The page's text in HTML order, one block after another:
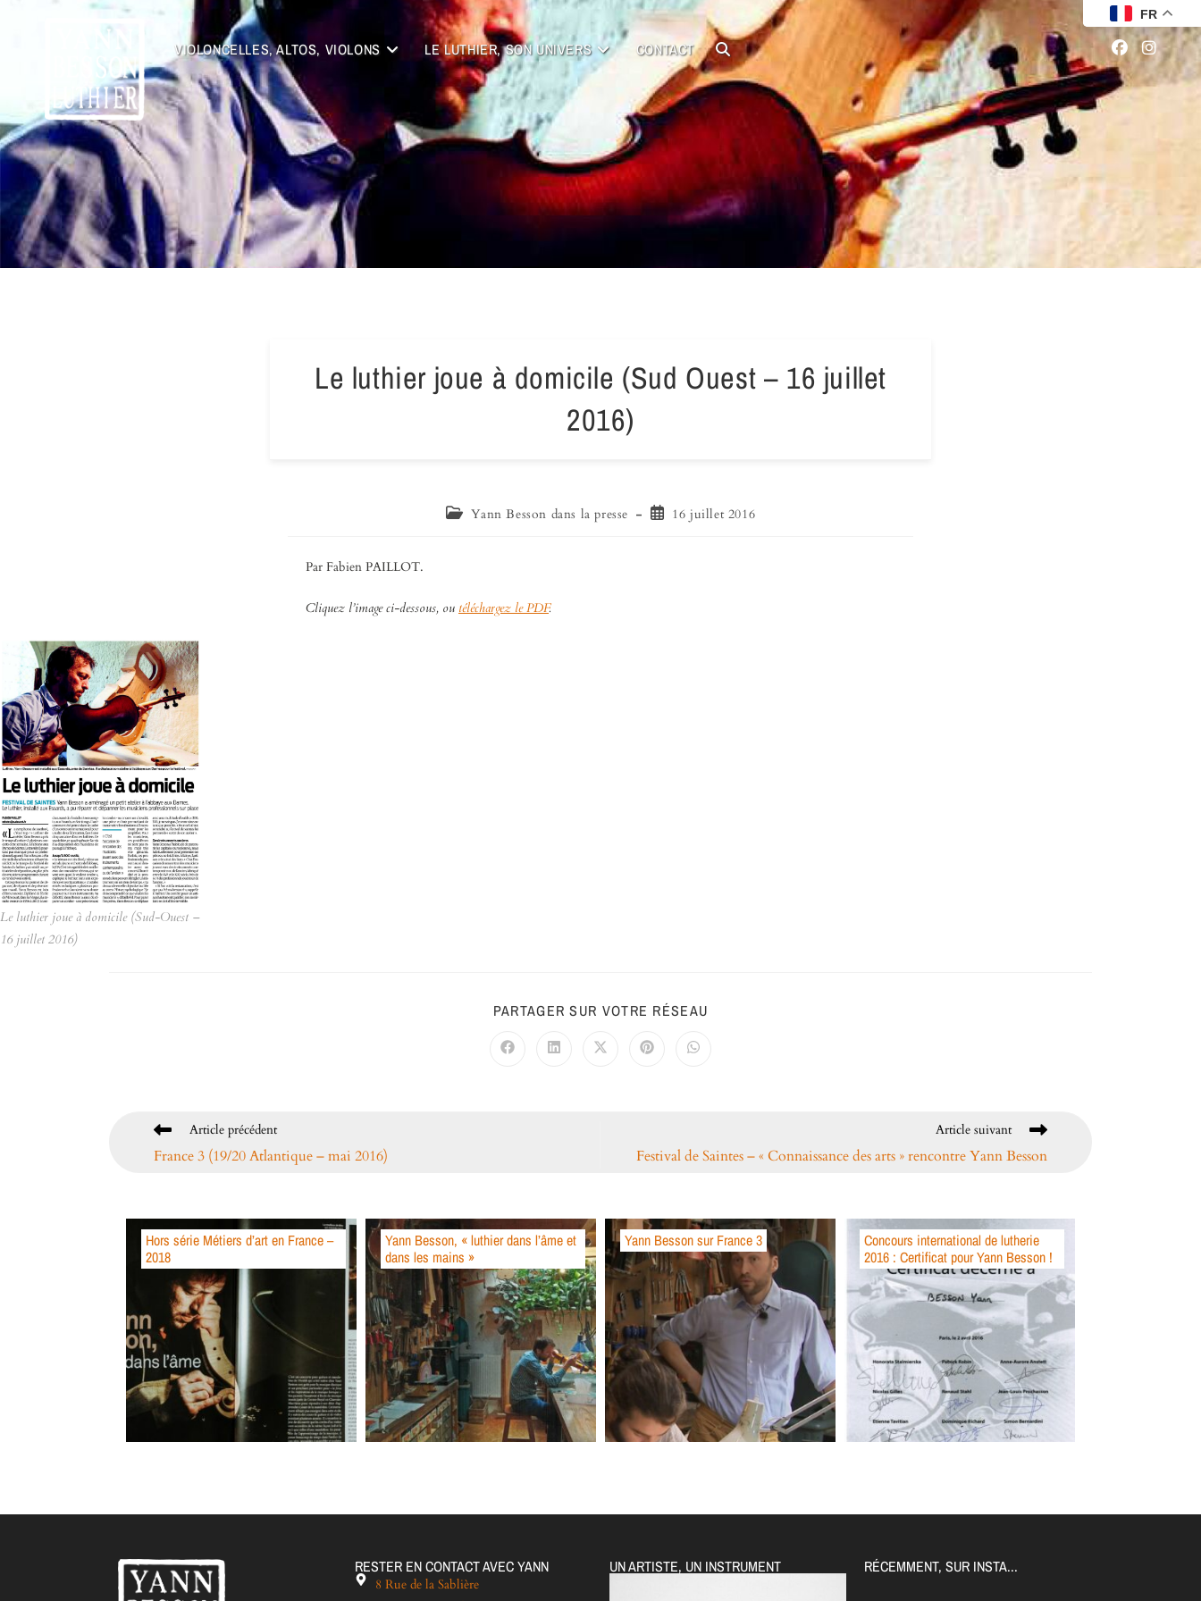
VIOLONCELLES, ALTOS, VIOLONS LE LUTHIER, SON UNIVERS CONTACT
Le luthier joue à domicile (Sud Ouest – 16 juillet
2016)
Yann Besson dans la presse 16 juillet 2016
Par Fabien PAILLOT.
Cliquez l’image ci-dessous, ou téléchargez le PDF.
Le luthier joue à domicile (Sud-Ouest –
16 juillet 2016)
PARTAGER SUR VOTRE RÉSEAU
Article précédent
France 3 (19/20 Atlantique – mai 2016)
Article suivant
Festival de Saintes – « Connaissance des arts » rencontre Yann Besson
Hors série Métiers d’art en France –
2018
Yann Besson, « luthier dans l’âme et
dans les mains »
Yann Besson sur France 3
Concours international de lutherie
2016 : Certificat pour Yann Besson !
RESTER EN CONTACT AVEC YANN
8 Rue de la Sablière
UN ARTISTE, UN INSTRUMENT RÉCEMMENT, SUR INSTA...
FR